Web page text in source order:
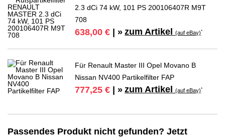
2.3 dCi 74 kW, 101 PS 200106407R M9T
708
638,00 € | » zum Artikel(auf eBay)*
Für Renault Master III Opel Movano B
Nissan NV400 Partikelfilter FAP
777,25 € | » zum Artikel(auf eBay)*
Passendes Produkt nicht gefunden? Jetzt